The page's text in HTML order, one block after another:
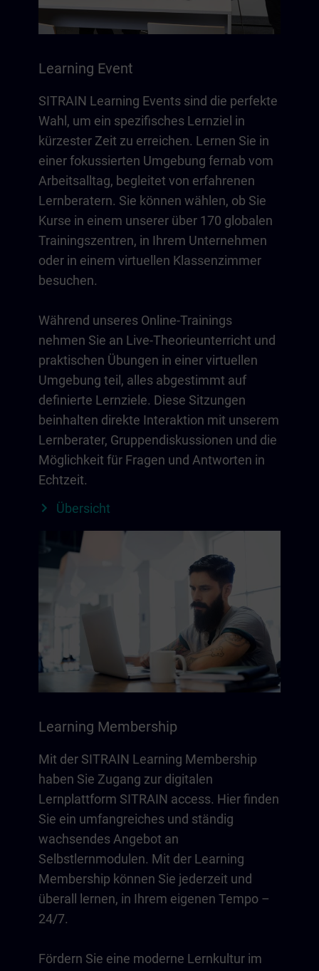
Learning Event
SITRAIN Learning Events sind die perfekte
Wahl, um ein spezifisches Lernziel in
kürzester Zeit zu erreichen. Lernen Sie in
einer fokussierten Umgebung fernab vom
Arbeitsalltag, begleitet von erfahrenen
Lernberatern. Sie können wählen, ob Sie
Kurse in einem unserer über 170 globalen
Trainingszentren, in Ihrem Unternehmen
oder in einem virtuellen Klassenzimmer
besuchen.
Während unseres Online-Trainings
nehmen Sie an Live-Theorieunterricht und
praktischen Übungen in einer virtuellen
Umgebung teil, alles abgestimmt auf
definierte Lernziele. Diese Sitzungen
beinhalten direkte Interaktion mit unserem
Lernberater, Gruppendiskussionen und die
Möglichkeit für Fragen und Antworten in
Echtzeit.
Übersicht
Learning Membership
Mit der SITRAIN Learning Membership
haben Sie Zugang zur digitalen
Lernplattform SITRAIN access. Hier finden
Sie ein umfangreiches und ständig
wachsendes Angebot an
Selbstlernmodulen. Mit der Learning
Membership können Sie jederzeit und
überall lernen, in Ihrem eigenen Tempo –
24/7.
Fördern Sie eine moderne Lernkultur im